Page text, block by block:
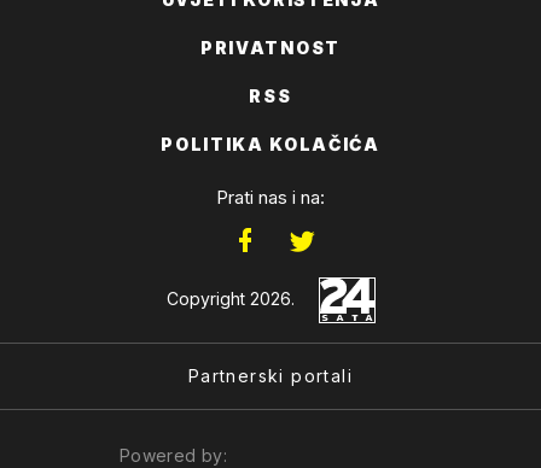
PRIVATNOST
RSS
POLITIKA KOLAČIĆA
Prati nas i na:
Copyright 2026.
Partnerski portali
Powered by: